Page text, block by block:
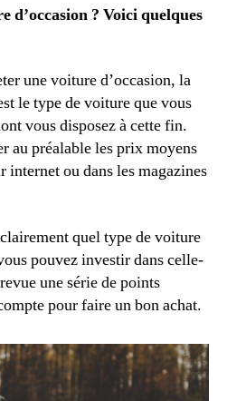
acheter
🚘
d’occasion ? Voici quelques
une voiture d’occasion, la
le type de voiture que vous
vous disposez à cette fin.
au préalable les prix moyens
internet ou dans les magazines
quel type de voiture
pouvez investir dans celle-
une série de points
pour faire un bon achat.